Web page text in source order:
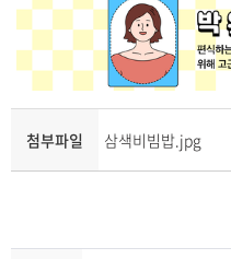
첨부파일 삼색비빔밥.jpg